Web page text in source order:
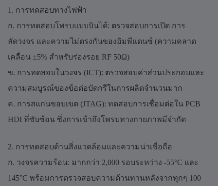
1. การทดสอบทางไฟฟ้า
ก. การทดสอบโพรบแบบบินได้: ตรวจสอบการเปิด การ
ลัดวงจร และความไม่ตรงกันของอิมพีแดนซ์ (ความคลาด
เคลื่อน ±5% สำหรับร่องรอย RF 50Ω)
ข. การทดสอบในวงจร (ICT): ตรวจสอบค่าส่วนประกอบและ
ความสมบูรณ์ของข้อต่อบัดกรีในการผลิตจำนวนมาก
ค. การสแกนขอบเขต (JTAG): ทดสอบการเชื่อมต่อใน PCB
HDI ที่ซับซ้อน ซึ่งการเข้าถึงโพรบทางกายภาพมีจำกัด
2. การทดสอบด้านสิ่งแวดล้อมและความน่าเชื่อถือ
ก. วงจรความร้อน: มากกว่า 2,000 รอบระหว่าง -55°C และ
145°C พร้อมการตรวจสอบความต้านทานหลังจากทุกๆ 100